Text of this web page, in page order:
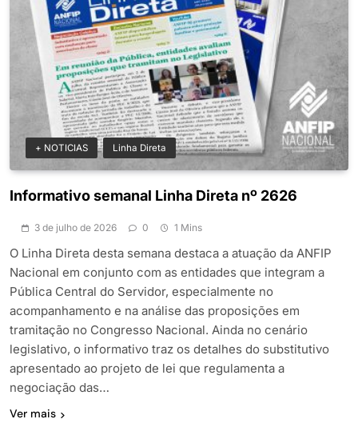
+ NOTICIAS Linha Direta
Informativo semanal Linha Direta nº 2626
3 de julho de 2026 0 1 Mins
O Linha Direta desta semana destaca a atuação da ANFIP
Nacional em conjunto com as entidades que integram a
Pública Central do Servidor, especialmente no
acompanhamento e na análise das proposições em
tramitação no Congresso Nacional. Ainda no cenário
legislativo, o informativo traz os detalhes do substitutivo
apresentado ao projeto de lei que regulamenta a
negociação das…
Ver mais